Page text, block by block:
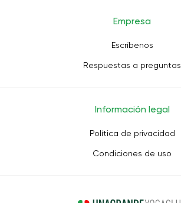
Empresa
Escríbenos
Respuestas a preguntas
Información legal
Política de privacidad
Condiciones de uso